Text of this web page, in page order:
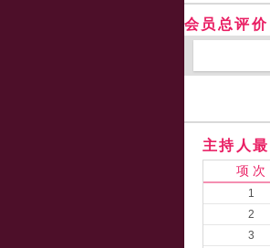
会员总评价
主持人
项 次
1
2
3